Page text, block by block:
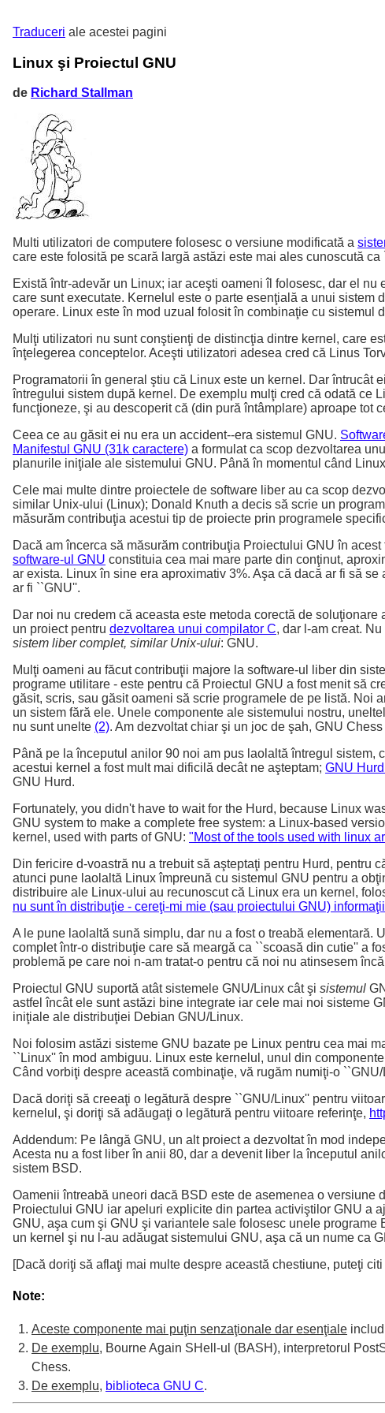
Traduceri ale acestei pagini
Linux şi Proiectul GNU
de Richard Stallman
Multi utilizatori de computere folosesc o versiune modificată a
care este folosită pe scară largă astăzi este mai ales cunoscută
Există într-adevăr un Linux; iar aceşti oameni îl folosesc, dar el
care sunt executate. Kernelul este o parte esenţială a unui
operare. Linux este în mod uzual folosit în combinaţie cu sistemul
Mulţi utilizatori nu sunt conştienţi de distincţia dintre kernel, care
înţelegerea conceptelor. Aceşti utilizatori adesea cred că Linus
Programatorii în general ştiu că Linux este un kernel. Dar
întregului sistem după kernel. De exemplu mulţi cred că odată ce
funcţioneze, şi au descoperit că (din pură întâmplare) aproape tot
Ceea ce au găsit ei nu era un accident--era sistemul GNU.
Manifestul GNU (31k caractere) a formulat ca scop dezvoltarea
planurile iniţiale ale sistemului GNU. Până în momentul când
Cele mai multe dintre proiectele de software liber au ca scop
similar Unix-ului (Linux); Donald Knuth a decis să scrie un
măsurăm contribuţia acestui tip de proiecte prin programele
Dacă am încerca să măsurăm contribuţia Proiectului GNU în
software-ul GNU constituia cea mai mare parte din conţinut,
ar exista. Linux în sine era aproximativ 3%. Aşa că dacă ar fi să
ar fi ``GNU''.
Dar noi nu credem că aceasta este metoda corectă de
un proiect pentru dezvoltarea unui compilator C, dar l-am creat.
sistem liber complet, similar Unix-ului: GNU.
Mulţi oameni au făcut contribuţii majore la software-ul liber din
programe utilitare - este pentru că Proiectul GNU a fost menit să
găsit, scris, sau găsit oameni să scrie programele de pe listă. Noi
un sistem fără ele. Unele componente ale sistemului nostru,
nu sunt unelte (2). Am dezvoltat chiar şi un joc de şah, GNU
Până pe la începutul anilor 90 noi am pus laolaltă întregul
acestui kernel a fost mult mai dificilă decât ne aşteptam; GNU
GNU Hurd.
Fortunately, you didn't have to wait for the Hurd, because Linux
GNU system to make a complete free system: a Linux-based
kernel, used with parts of GNU: "Most of the tools used with linux
Din fericire d-voastră nu a trebuit să aşteptaţi pentru Hurd,
atunci pune laolaltă Linux împreună cu sistemul GNU pentru a
distribuire ale Linux-ului au recunoscut că Linux era un kernel,
nu sunt în distribuţie - cereţi-mi mie (sau proiectului GNU)
A le pune laolaltă sună simplu, dar nu a fost o treabă elementară.
complet într-o distribuţie care să meargă ca ``scoasă din cutie'' a
problemă pe care noi n-am tratat-o pentru că noi nu atinsesem
Proiectul GNU suportă atât sistemele GNU/Linux cât şi sistemul
astfel încât ele sunt astăzi bine integrate iar cele mai noi sisteme
iniţiale ale distribuţiei Debian GNU/Linux.
Noi folosim astăzi sisteme GNU bazate pe Linux pentru cea mai
``Linux'' în mod ambiguu. Linux este kernelul, unul din
Când vorbiţi despre această combinaţie, vă rugăm numiţi-o
Dacă doriţi să creeaţi o legătură despre ``GNU/Linux'' pentru
kernelul, şi doriţi să adăugaţi o legătură pentru viitoare referinţe,
Addendum: Pe lângă GNU, un alt proiect a dezvoltat în mod
Acesta nu a fost liber în anii 80, dar a devenit liber la începutul
sistem BSD.
Oamenii întreabă uneori dacă BSD este de asemenea o versiune
Proiectului GNU iar apeluri explicite din partea activiştilor GNU a
GNU, aşa cum şi GNU şi variantele sale folosesc unele
un kernel şi nu l-au adăugat sistemului GNU, aşa că un nume ca
[Dacă doriţi să aflaţi mai multe despre această chestiune, puteţi
Note:
Aceste componente mai puţin senzaţionale dar esenţiale
De exemplu, Bourne Again SHell-ul (BASH), interpretorul
Chess.
De exemplu, biblioteca GNU C.